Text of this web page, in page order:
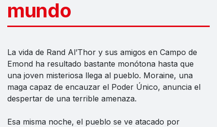
mundo
La vida de Rand Al’Thor y sus amigos en Campo de
Emond ha resultado bastante monótona hasta que
una joven misteriosa llega al pueblo. Moraine, una
maga capaz de encauzar el Poder Único, anuncia el
despertar de una terrible amenaza.
Esa misma noche, el pueblo se ve atacado por